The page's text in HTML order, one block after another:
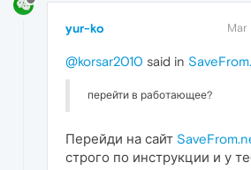
yur-ko Mar
@korsar2010 said in
перейти в работающее?
Перейди на сайт
строго по инструкции и у